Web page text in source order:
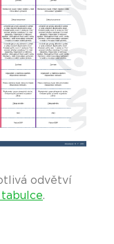
odvětví
.